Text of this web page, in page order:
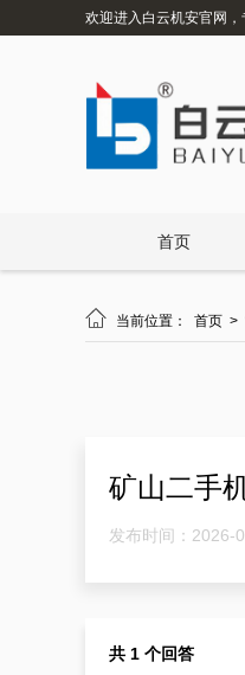
欢迎进入白云机安官网，
首页
 当前位置： 首页 >
矿山二手
发布时间：2026-
共 1 个回答